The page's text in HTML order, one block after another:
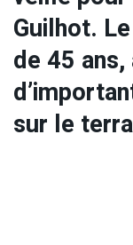
Guilhot.
de 45
sur le